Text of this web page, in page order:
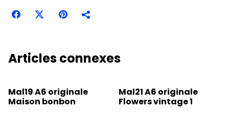
Articles connexes
Mal19 A6 originale
Maison bonbon
Mal21 A6 originale
Flowers vintage 1